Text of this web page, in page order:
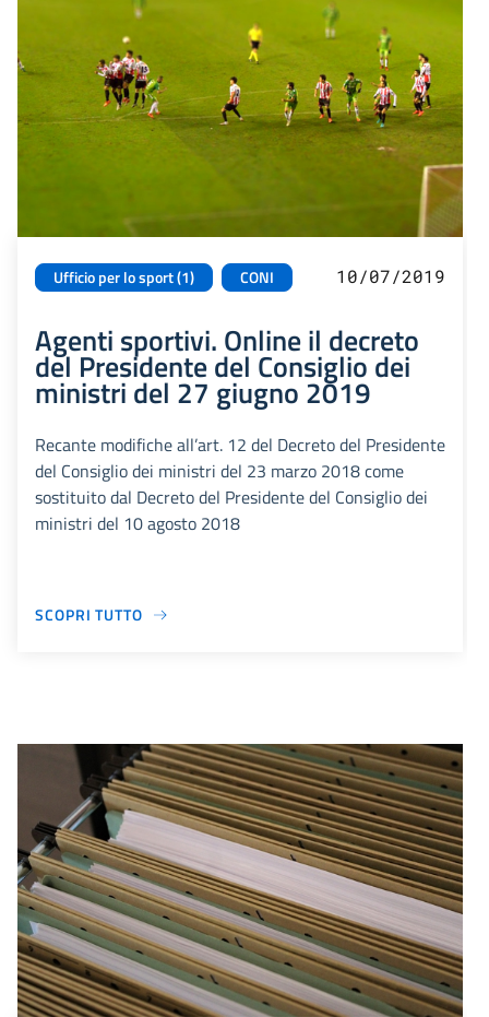
Ufficio per lo sport (1) CONI 10/07/2019
Agenti sportivi. Online il decreto
del Presidente del Consiglio dei
ministri del 27 giugno 2019
Recante modifiche all’art. 12 del Decreto del Presidente
del Consiglio dei ministri del 23 marzo 2018 come
sostituito dal Decreto del Presidente del Consiglio dei
ministri del 10 agosto 2018
SCOPRI TUTTO